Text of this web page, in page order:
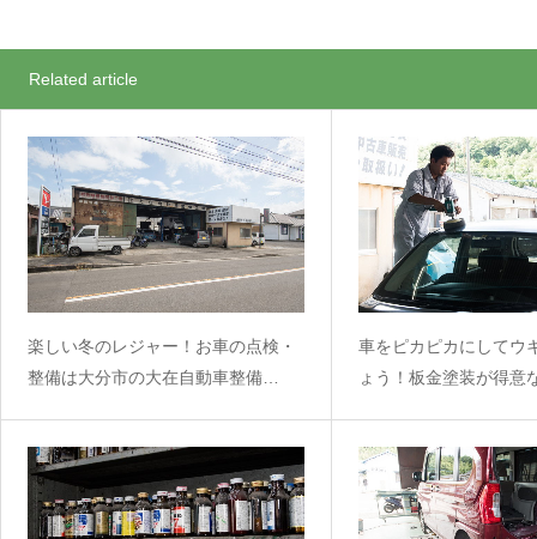
Related article
楽しい冬のレジャー！お車の点検・
整備は大分市の大在自動車整備…
車をピカピカにしてウ
ょう！板金塗装が得